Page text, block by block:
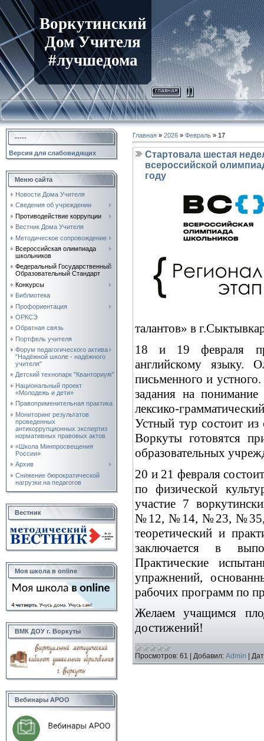
Воркутинский
Дом Учителя
#лучшедома
главная
-----
Версия для слабовидящих
Меню сайта
Новости Дома Учителя
Сведения об учреждении
Противодействие коррупции
Вестник Дома Учителя
Методическое сопровождение
Всероссийская олимпиада
школьников
Федеральный Государственный
Образовательный Стандарт
Конкурсы
Библиотека
Профориентация
ОРКСЭ
Обратная связь
Портфель учителя
Форум педагогического актива
"Надёжной школе - надёжного
учителя"
Детский технопарк "Кванториум"
Национальный проект
«Молодежь и дети»
Правоприменительная практика
Мониторинг результатов
проведенных
антикоррупционных экспертиз
нормативных правовых актов
«Школа Минпросвещения
России»
Архив
Снижение бюрократической
нагрузки на педагогов
Вестник
Моя школа в online
ВМК ДОУ г. Воркуты
Вебинары АРОО
Главная » 2026 » Февраль » 17
Стартовала шестая
всероссийской
году
талантов» в
18 и 19 февраля
английскому языку.
письменного и
задания на понимание
лексико-
Устный тур состоит из
Воркуты готовятся
образовательных
20 и 21 февраля
по физической
участие 7
№12, №14, №23, №35,
теоретический и
заключается в
Практические
упражнений,
рабочих программ по
Желаем учащимся
достижений!
Просмотров: 61 Добавил: Admin